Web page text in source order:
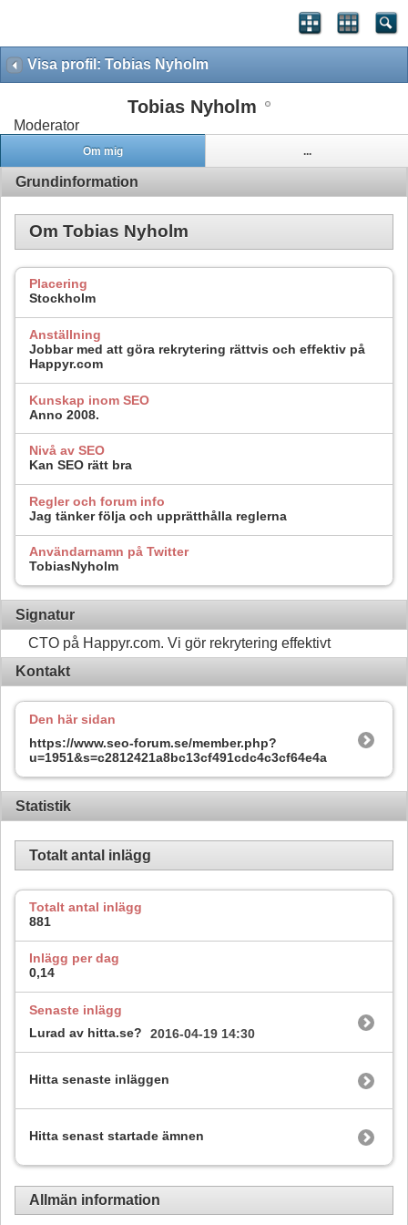
Visa profil: Tobias Nyholm
Tobias Nyholm
Moderator
Om mig ...
Grundinformation
Om Tobias Nyholm
Placering
Stockholm
Anställning
Jobbar med att göra rekrytering rättvis och effektiv på
Happyr.com
Kunskap inom SEO
Anno 2008.
Nivå av SEO
Kan SEO rätt bra
Regler och forum info
Jag tänker följa och upprätthålla reglerna
Användarnamn på Twitter
TobiasNyholm
Signatur
CTO på Happyr.com. Vi gör rekrytering effektivt
Kontakt
Den här sidan
https://www.seo-forum.se/member.php?
u=1951&s=c2812421a8bc13cf491cdc4c3cf64e4a
Statistik
Totalt antal inlägg
Totalt antal inlägg
881
Inlägg per dag
0,14
Senaste inlägg
Lurad av hitta.se?
2016-04-19 14:30
Hitta senaste inläggen
Hitta senast startade ämnen
Allmän information